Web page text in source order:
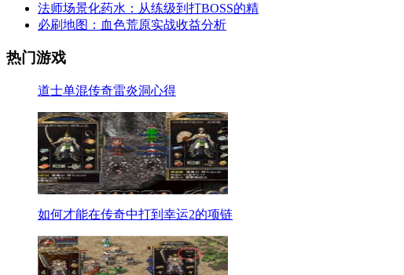
法师场景化药水：从练级到打BOSS的精
必刷地图：血色荒原实战收益分析
热门游戏
道士单混传奇雷炎洞心得
如何才能在传奇中打到幸运2的项链